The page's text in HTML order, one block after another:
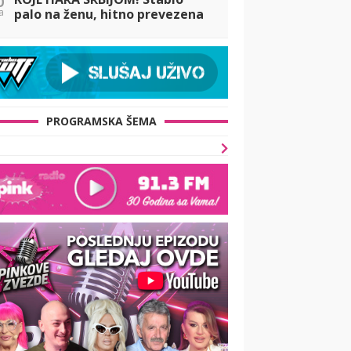
palo na ženu, hitno prevezena
stabla, pogledajte STRAŠNE
PRIZORE
PROGRAMSKA ŠEMA